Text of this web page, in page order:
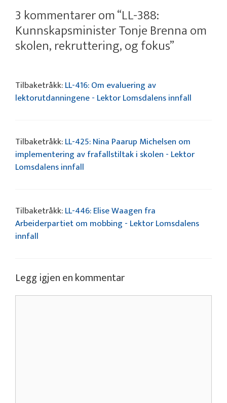
3 kommentarer om “LL-388:
Kunnskapsminister Tonje Brenna om
skolen, rekruttering, og fokus”
Tilbaketråkk:LL-416: Om evaluering av
lektorutdanningene - Lektor Lomsdalens innfall
Tilbaketråkk:LL-425: Nina Paarup Michelsen om
implementering av frafallstiltak i skolen - Lektor
Lomsdalens innfall
Tilbaketråkk:LL-446: Elise Waagen fra
Arbeiderpartiet om mobbing - Lektor Lomsdalens
innfall
Legg igjen en kommentar
Kommentar